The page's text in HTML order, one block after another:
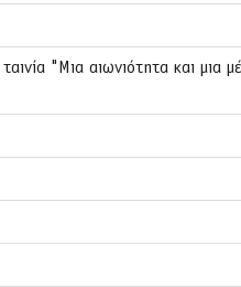
"Μια αιωνιότητα και μια